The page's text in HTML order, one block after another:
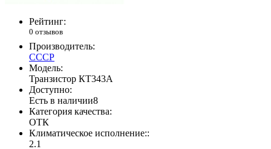
Рейтинг:
0 отзывов
Производитель:
СССР
Модель:
Транзистор КТ343А
Доступно:
Есть в наличии8
Категория качества:
ОТК
Климатическое исполнение::
2.1